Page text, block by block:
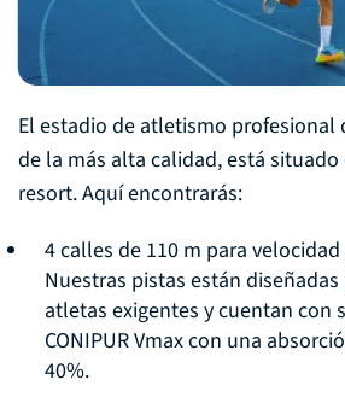
El estadio de atletismo profesional
de la más alta calidad, está
resort. Aquí encontrarás:
4 calles de 110 m para
Nuestras pistas están
atletas exigentes y cuentan con
CONIPUR Vmax con una
40%.